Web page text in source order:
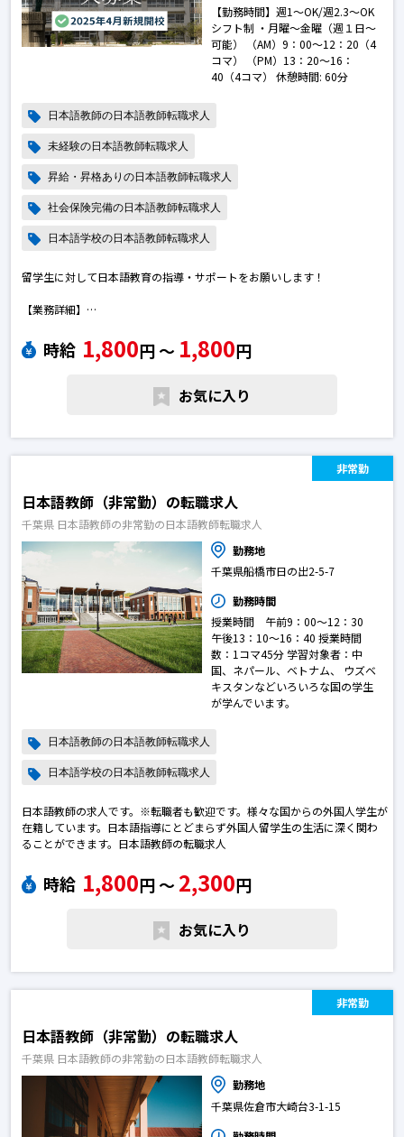
【勤務時間】週1～OK/週2.3～OK
シフト制 ・月曜～金曜（週１日～
可能） （AM）9：00～12：20（4
コマ） （PM）13：20～16：
40（4コマ） 休憩時間: 60分
日本語教師の日本語教師転職求人
未経験の日本語教師転職求人
昇給・昇格ありの日本語教師転職求人
社会保険完備の日本語教師転職求人
日本語学校の日本語教師転職求人
留学生に対して日本語教育の指導・サポートをお願いします！
【業務詳細】
担当授業クラス：初級～中級
◇学習対象者：外国人日本語学習者
※授業前の機材設置準備、授業記録の作成及び引継ぎ、授業に付随する採
点・添削作業、成績管理業務、その他クラス・運営に必要な業務
※学校のカリキュラムは３か月毎に変更あり日本語教師の転職求人
時給 1,800円 〜 1,800円
お気に入り
非常勤
日本語教師（非常勤）の転職求人
千葉県 日本語教師の非常勤の日本語教師転職求人
勤務地
千葉県船橋市日の出2-5-7
勤務時間
授業時間 午前9：00～12：30
午後13：10～16：40 授業時間
数：1コマ45分 学習対象者：中
国、ネパール、ベトナム、 ウズベ
キスタンなどいろいろな国の学生
が学んでいます。
日本語教師の日本語教師転職求人
日本語学校の日本語教師転職求人
日本語教師の求人です。※転職者も歓迎です。様々な国からの外国人学生が
在籍しています。日本語指導にとどまらず外国人留学生の生活に深く関わ
ることができます。日本語教師の転職求人
時給 1,800円 〜 2,300円
お気に入り
非常勤
日本語教師（非常勤）の転職求人
千葉県 日本語教師の非常勤の日本語教師転職求人
勤務地
千葉県佐倉市大崎台3-1-15